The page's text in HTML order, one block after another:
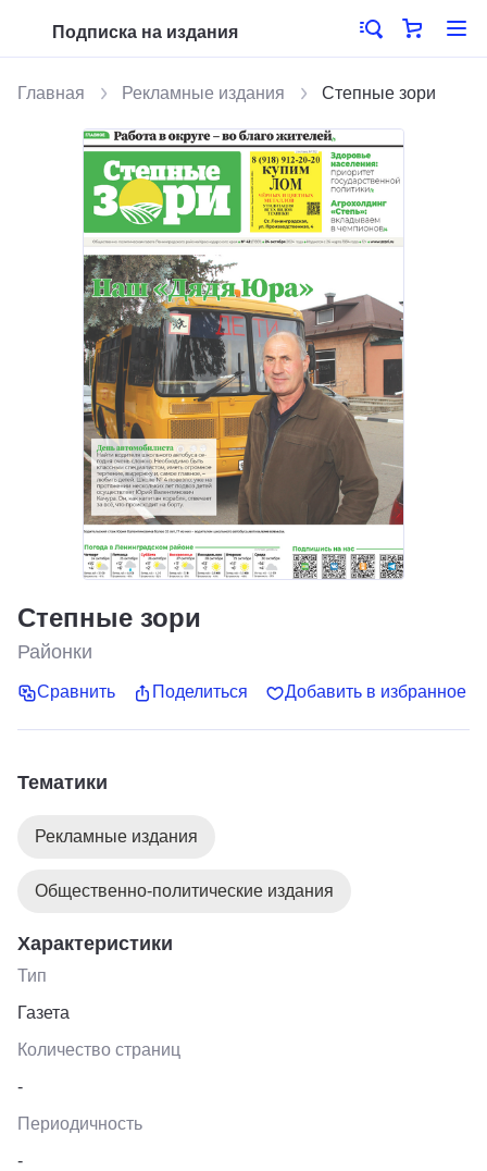
Подписка на издания
Главная Рекламные издания Степные зори
Степные зори
Районки
Сравнить Поделиться Добавить в избранное
Тематики
Рекламные издания
Общественно-политические издания
Характеристики
Тип
Газета
Количество страниц
-
Периодичность
-